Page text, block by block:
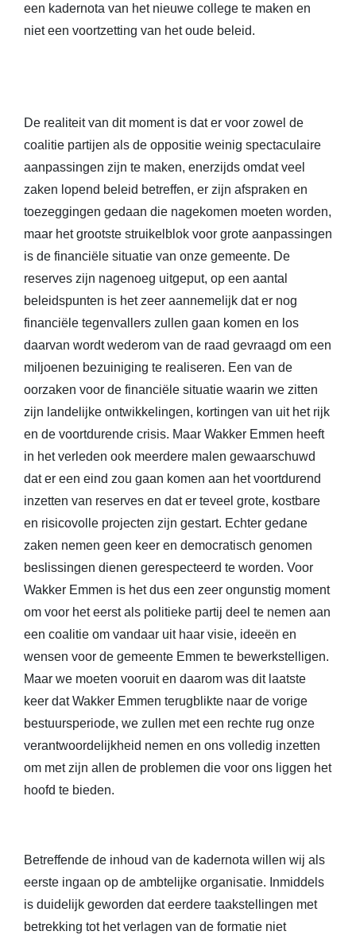
een kadernota van het nieuwe college te maken en
niet een voortzetting van het oude beleid.
De realiteit van dit moment is dat er voor zowel de
coalitie partijen als de oppositie weinig spectaculaire
aanpassingen zijn te maken, enerzijds omdat veel
zaken lopend beleid betreffen, er zijn afspraken en
toezeggingen gedaan die nagekomen moeten worden,
maar het grootste struikelblok voor grote aanpassingen
is de financiële situatie van onze gemeente. De
reserves zijn nagenoeg uitgeput, op een aantal
beleidspunten is het zeer aannemelijk dat er nog
financiële tegenvallers zullen gaan komen en los
daarvan wordt wederom van de raad gevraagd om een
miljoenen bezuiniging te realiseren. Een van de
oorzaken voor de financiële situatie waarin we zitten
zijn landelijke ontwikkelingen, kortingen van uit het rijk
en de voortdurende crisis. Maar Wakker Emmen heeft
in het verleden ook meerdere malen gewaarschuwd
dat er een eind zou gaan komen aan het voortdurend
inzetten van reserves en dat er teveel grote, kostbare
en risicovolle projecten zijn gestart. Echter gedane
zaken nemen geen keer en democratisch genomen
beslissingen dienen gerespecteerd te worden. Voor
Wakker Emmen is het dus een zeer ongunstig moment
om voor het eerst als politieke partij deel te nemen aan
een coalitie om vandaar uit haar visie, ideeën en
wensen voor de gemeente Emmen te bewerkstelligen.
Maar we moeten vooruit en daarom was dit laatste
keer dat Wakker Emmen terugblikte naar de vorige
bestuursperiode, we zullen met een rechte rug onze
verantwoordelijkheid nemen en ons volledig inzetten
om met zijn allen de problemen die voor ons liggen het
hoofd te bieden.
Betreffende de inhoud van de kadernota willen wij als
eerste ingaan op de ambtelijke organisatie. Inmiddels
is duidelijk geworden dat eerdere taakstellingen met
betrekking tot het verlagen van de formatie niet